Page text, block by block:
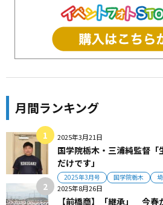
月間ランキング
2025年3月21日
国学院栃木・三浦純監督
だけです」
2025年3月号 国学院栃木
2025年8月26日
【前橋商】「継承」 今春